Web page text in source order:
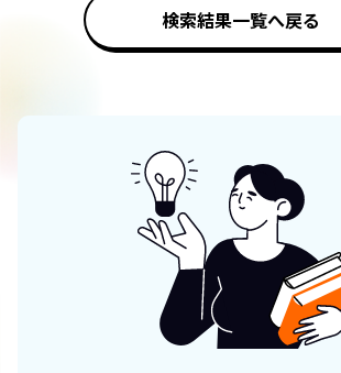
検索結果一覧へ戻る